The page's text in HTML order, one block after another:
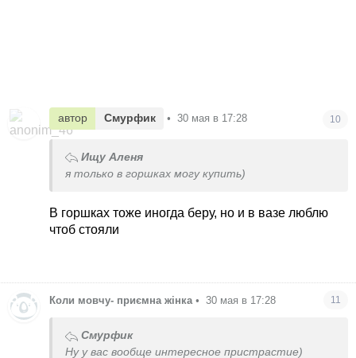
автор Смурфик • 30 мая в 17:28 10
Ищу Аленя
я только в горшках могу купить)
В горшках тоже иногда беру, но и в вазе люблю
чтоб стояли
Коли мовчу- приємна жінка • 30 мая в 17:28 11
Смурфик
Ну у вас вообще интересное пристрастие)